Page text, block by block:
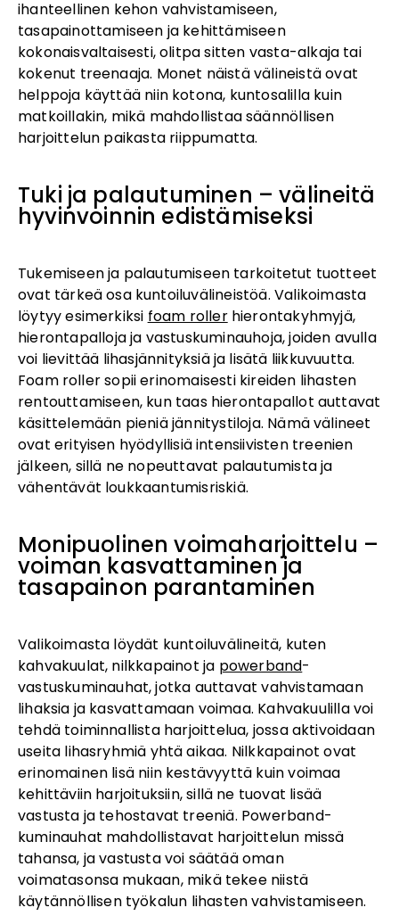
ihanteellinen kehon vahvistamiseen,
tasapainottamiseen ja kehittämiseen
kokonaisvaltaisesti, olitpa sitten vasta-alkaja tai
kokenut treenaaja. Monet näistä välineistä ovat
helppoja käyttää niin kotona, kuntosalilla kuin
matkoillakin, mikä mahdollistaa säännöllisen
harjoittelun paikasta riippumatta.
Tuki ja palautuminen – välineitä
hyvinvoinnin edistämiseksi
Tukemiseen ja palautumiseen tarkoitetut tuotteet
ovat tärkeä osa kuntoiluvälineistöä. Valikoimasta
löytyy esimerkiksi foam rollerhierontakyhmyjä,
hierontapalloja ja vastuskuminauhoja, joiden avulla
voi lievittää lihasjännityksiä ja lisätä liikkuvuutta.
Foam roller sopii erinomaisesti kireiden lihasten
rentouttamiseen, kun taas hierontapallot auttavat
käsittelemään pieniä jännitystiloja. Nämä välineet
ovat erityisen hyödyllisiä intensiivisten treenien
jälkeen, sillä ne nopeuttavat palautumista ja
vähentävät loukkaantumisriskiä.
Monipuolinen voimaharjoittelu –
voiman kasvattaminen ja
tasapainon parantaminen
Valikoimasta löydät kuntoiluvälineitä, kuten
kahvakuulat, nilkkapainot ja powerband-
vastuskuminauhat, jotka auttavat vahvistamaan
lihaksia ja kasvattamaan voimaa. Kahvakuulilla voi
tehdä toiminnallista harjoittelua, jossa aktivoidaan
useita lihasryhmiä yhtä aikaa. Nilkkapainot ovat
erinomainen lisä niin kestävyyttä kuin voimaa
kehittäviin harjoituksiin, sillä ne tuovat lisää
vastusta ja tehostavat treeniä. Powerband-
kuminauhat mahdollistavat harjoittelun missä
tahansa, ja vastusta voi säätää oman
voimatasonsa mukaan, mikä tekee niistä
käytännöllisen työkalun lihasten vahvistamiseen.